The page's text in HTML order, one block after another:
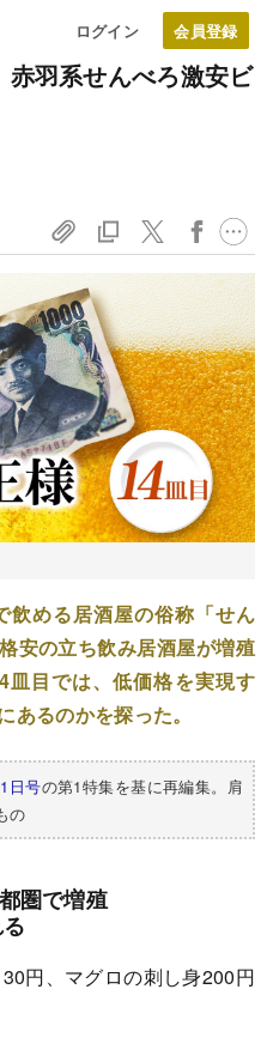
ログイン
赤羽系せんべろ激安ビ
飲める居酒屋の俗称「せん
安の立ち飲み居酒屋が増殖
皿目では、低価格を実現す
あるのかを探った。
日号の第1特集を基に再編集。肩
の
圏で増殖
円、マグロの刺し身200円